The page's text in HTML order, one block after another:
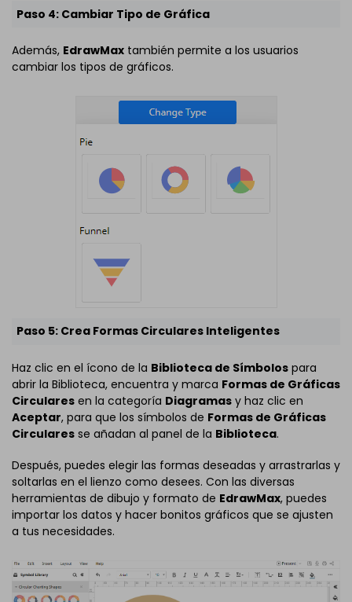
Paso 4: Cambiar Tipo de Gráfica
Además, EdrawMax también permite a los usuarios
cambiar los tipos de gráficos.
Paso 5: Crea Formas Circulares Inteligentes
Haz clic en el ícono de la Biblioteca de Símbolos para
abrir la Biblioteca, encuentra y marca Formas de Gráficas
Circulares en la categoría Diagramas y haz clic en
Aceptar, para que los símbolos de Formas de Gráficas
Circulares se añadan al panel de la Biblioteca.
Después, puedes elegir las formas deseadas y arrastrarlas y
soltarlas en el lienzo como desees. Con las diversas
herramientas de dibujo y formato de EdrawMax, puedes
importar los datos y hacer bonitos gráficos que se ajusten
a tus necesidades.